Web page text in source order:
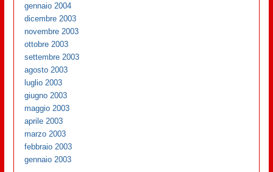
gennaio 2004
dicembre 2003
novembre 2003
ottobre 2003
settembre 2003
agosto 2003
luglio 2003
giugno 2003
maggio 2003
aprile 2003
marzo 2003
febbraio 2003
gennaio 2003